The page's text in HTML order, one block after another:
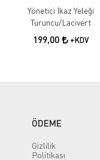
Yönetici İkaz Yeleği
Turuncu/Lacivert
199,00 +KDV
ÖDEME
Gizlilik
Politikası